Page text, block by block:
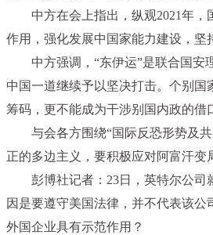
中方在会上指出，纵观2021年
作用，强化发展中国家能力建设，坚
中方强调，“东伊运”是联合国
中国一道继续予以坚决打击。个别
筹码，更不能成为干涉别国内政的借
与会各方围绕“国际反恐形势及
正的多边主义，要积极应对阿富汗变
彭博社记者：23日，英特尔公
因是要遵守美国法律，并不代表该
外国企业具有示范作用？